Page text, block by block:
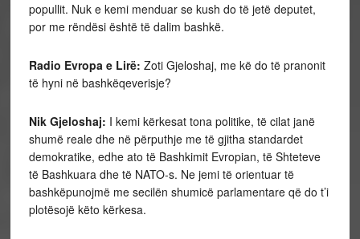
popullit. Nuk e kemi menduar se kush do të jetë deputet,
por me rëndësi është të dalim bashkë.
Radio Evropa e Lirë: Zoti Gjeloshaj, me kë do të pranonit
të hyni në bashkëqeverisje?
Nik Gjeloshaj: I kemi kërkesat tona politike, të cilat janë
shumë reale dhe në përputhje me të gjitha standardet
demokratike, edhe ato të Bashkimit Evropian, të Shteteve
të Bashkuara dhe të NATO-s. Ne jemi të orientuar të
bashkëpunojmë me secilën shumicë parlamentare që do t’i
plotësojë këto kërkesa.